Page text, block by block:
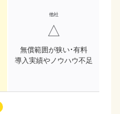
△
無償範囲が狭い・有料
導入実績やノウハウ不足